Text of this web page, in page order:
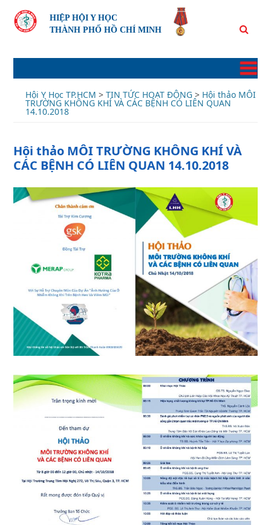
HIỆP HỘI Y HỌC
THÀNH PHỐ HỒ CHÍ MINH
content
Hội Y Học TP.HCM >TIN TỨC HOẠT ĐỘNG > Hội thảo MÔI
TRƯỜNG KHÔNG KHÍ VÀ CÁC BỆNH CÓ LIÊN QUAN
14.10.2018
Hội thảo MÔI TRƯỜNG KHÔNG KHÍ VÀ
CÁC BỆNH CÓ LIÊN QUAN 14.10.2018